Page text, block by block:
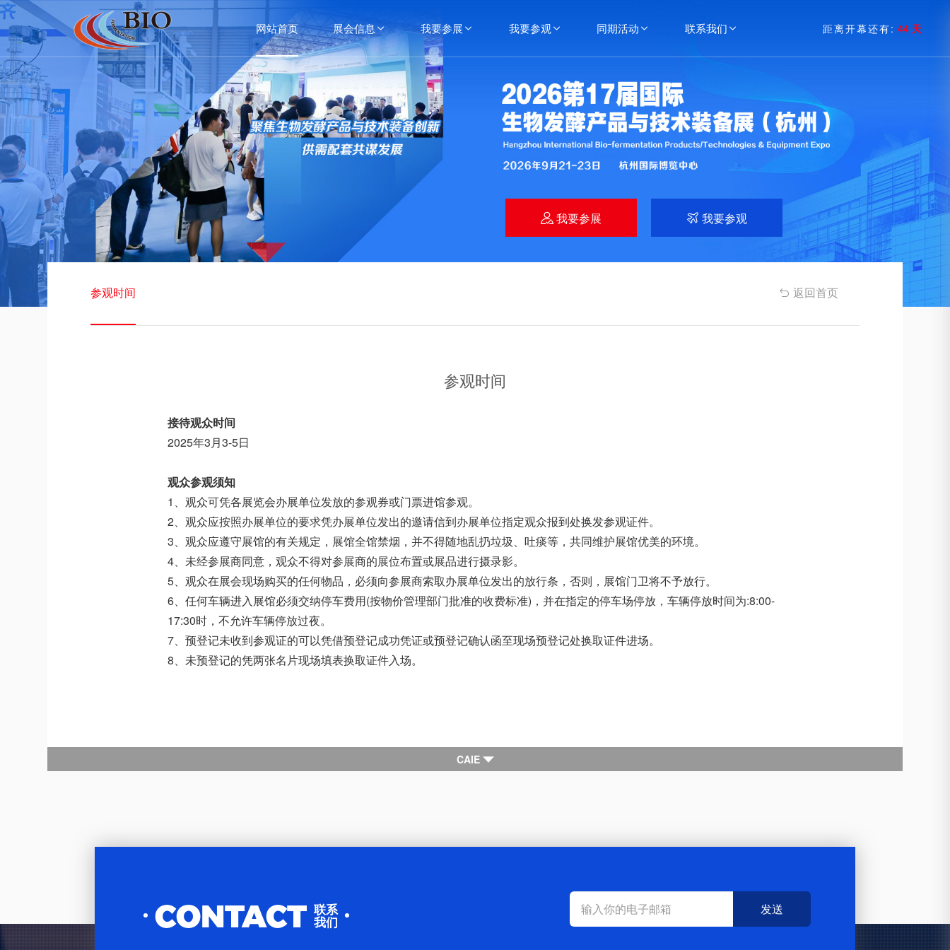
网站首页 展会信息 我要参展  我要参观  同期活动  联系我们  距离开幕还有: 44 天
 我要参展  我要参观
参观时间  返回首页
参观时间
接待观众时间
2025年3月3-5日
观众参观须知
1、观众可凭各展览会办展单位发放的参观券或门票进馆参观。
2、观众应按照办展单位的要求凭办展单位发出的邀请信到办展单位指定观众报到处换发参观证件。
3、观众应遵守展馆的有关规定，展馆全馆禁烟，并不得随地乱扔垃圾、吐痰等，共同维护展馆优美的环境。
4、未经参展商同意，观众不得对参展商的展位布置或展品进行摄录影。
5、观众在展会现场购买的任何物品，必须向参展商索取办展单位发出的放行条，否则，展馆门卫将不予放行。
6、任何车辆进入展馆必须交纳停车费用(按物价管理部门批准的收费标准)，并在指定的停车场停放，车辆停放时间为:8:00-
17:30时，不允许车辆停放过夜。
7、预登记未收到参观证的可以凭借预登记成功凭证或预登记确认函至现场预登记处换取证件进场。
8、未预登记的凭两张名片现场填表换取证件入场。
CAIE 
CONTACT 联系
我们
发送